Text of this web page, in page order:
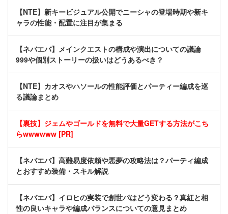
【NTE】新キービジュアル公開でニーシャの登場時期や新キ
ャラの性能・配置に注目が集まる
【ネバエバ】メインクエストの構成や演出についての議論
999や個別ストーリーの扱いはどうあるべき？
【NTE】カオスやハソールの性能評価とパーティー編成を巡
る議論まとめ
【裏技】ジェムやゴールドを無料で大量GETする方法がこち
らwwwwww [PR]
【ネバエバ】高難易度依頼や悪夢の攻略法は？パーティ編成
とおすすめ装備・スキル解説
【ネバエバ】イロヒの実装で創世パはどう変わる？真紅と相
性の良いキャラや編成バランスについての意見まとめ